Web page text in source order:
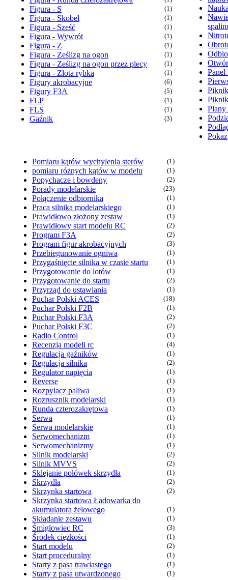
Figura - S (1)
Figura - Skobel (1)
Figura - Sześć (1)
Figura - Wywrót (1)
Figura - Z (1)
Figura - Ześlizg na ogon (1)
Figura - Ześlizg na ogon przez plecy (1)
Figura - Złota rybka (1)
Figury akrobacyjne (6)
Figury F3A (5)
FLP (1)
FLS (1)
Gaźnik (3)
Panel
Plany
Pomiaru kątów wychylenia sterów (1)
pomiaru różnych kątów w modelu (1)
Popychacze i bowdeny (2)
Porady modelarskie (23)
Połączenie odbiornika (1)
Praca silnika modelarskiego (1)
Prawidłowo złożony zestaw (1)
Prawidłowy start modelu RC (2)
Program F3A (2)
Program figur akrobacyjnych (3)
Przebiegunowanie ogniwa (1)
Przygaśnięcie silnika w czasie startu (1)
Przygotowanie do lotów (1)
Przygotowanie do startu (2)
Przyrząd do ustawiania (1)
Puchar Polski ACES (18)
Puchar Polski F2B (1)
Puchar Polski F3A (2)
Puchar Polski F3C (2)
Radio Control (1)
Recenzja modeli rc (4)
Regulacja gaźników (1)
Regulacja silnika (2)
Regulator napięcia (1)
Reverse (1)
Rozpylacz paliwa (1)
Rozrusznik modelarski (1)
Runda czterozakrętowa (1)
Serwa (1)
Serwa modelarskie (1)
Serwomechanizm (1)
Serwomechanizmy (1)
Silnik modelarski (2)
Silnik MVVS (2)
Sklejanie połówek skrzydła (1)
Skrzydła (2)
Skrzynka startowa (2)
Skrzynka startowa Ładowarka do
akumulatora żelowego
(1)
Składanie zestawu (1)
Śmigłowiec RC (3)
Środek ciężkości (1)
Start modelu (2)
Start proceduralny (1)
Starty z pasa trawiastego (1)
Starty z pasa utwardzonego (1)